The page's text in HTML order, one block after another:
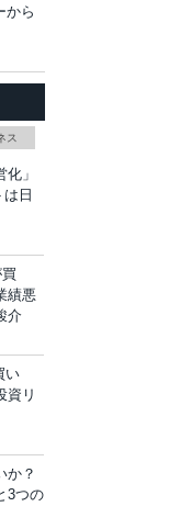
から
ス
」
日
績悪
介
い
資リ
か？
3つの